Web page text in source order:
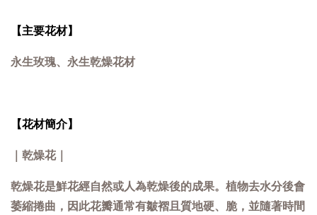
【主要花材】
永生玫瑰、永生乾燥花材
【花材簡介】
｜乾燥花｜
乾燥花是鮮花經自然或人為乾燥後的成果。植物去水分後會
萎縮捲曲，因此花瓣通常有皺褶且質地硬、脆，並隨著時間